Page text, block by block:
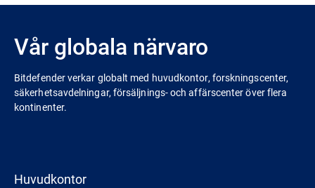
Vår globala närvaro
Bitdefender verkar globalt med huvudkontor, forskningscenter,
säkerhetsavdelningar, försäljnings- och affärscenter över flera
kontinenter.
Huvudkontor